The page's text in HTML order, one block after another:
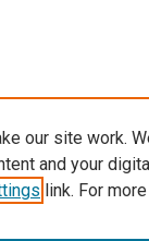
our site work.
and your
link. For